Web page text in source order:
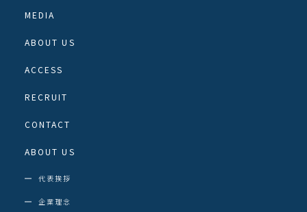
MEDIA
ABOUT US
ACCESS
RECRUIT
CONTACT
ABOUT US
代表挨拶
企業理念